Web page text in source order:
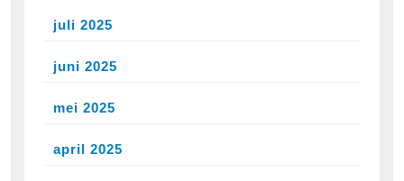
juli 2025
juni 2025
mei 2025
april 2025